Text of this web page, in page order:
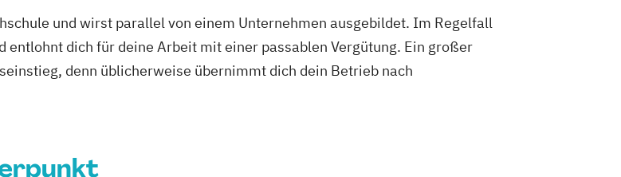
und wirst parallel von einem Unternehmen ausgebildet. Im Regelfall
entlohnt dich für deine Arbeit mit einer passablen Vergütung. Ein großer
denn üblicherweise übernimmt dich dein Betrieb nach